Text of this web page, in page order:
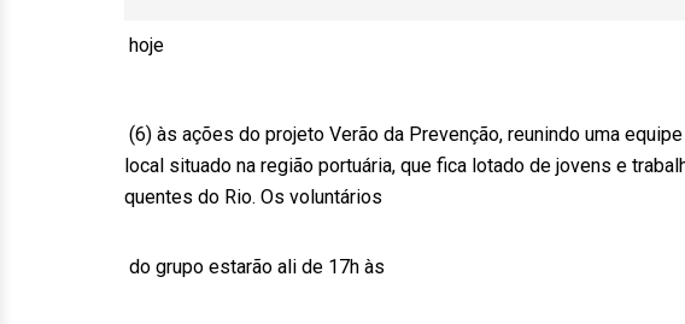
hoje
(6) às ações do projeto Verão da Prevenção, reunindo uma
local situado na região portuária, que fica lotado de jovens e
quentes do Rio. Os voluntários
do grupo estarão ali de 17h às